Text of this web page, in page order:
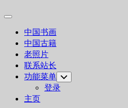
Expand
中国书画
中国古籍
老照片
联系站长
功能菜单 Toggle
Child
Menu
登录
主页